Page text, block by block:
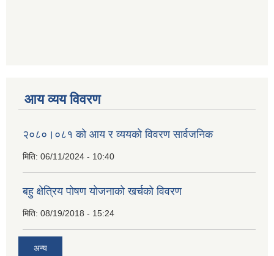
आय व्यय विवरण
२०८०।०८१ को आय र व्ययको विवरण सार्वजनिक
मिति: 06/11/2024 - 10:40
बहु क्षेत्रिय पोषण योजनाको खर्चको विवरण
मिति: 08/19/2018 - 15:24
अन्य